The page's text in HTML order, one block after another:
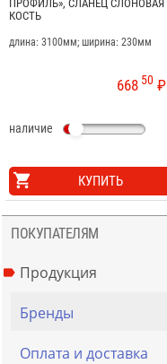
ПРОФИЛЬ», СЛАНЕЦ СЛОНОВАЯ
КОСТЬ
длина: 3100мм; ширина: 230мм
668 50 ₽
наличие
КУПИТЬ
ПОКУПАТЕЛЯМ
Продукция
Бренды
Оплата и доставка